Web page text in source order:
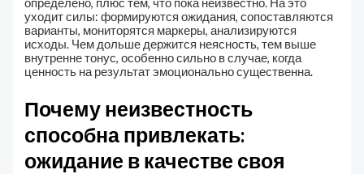
уходит силы: формируются ожидания, сопоставляются
варианты, мониторятся маркеры, анализируются
исходы. Чем дольше держится неясность, тем выше
внутренне тонус, особенно сильно в случае, когда
ценность на результат эмоционально существенна.
Почему неизвестность
способна привлекать:
ожидание в качестве своя